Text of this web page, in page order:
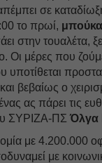
σε
το πρωί,
στην τουαλέτα,
Οι μέρες που
βεβαίως ο
ας πάρει τις
ΣΥΡΙΖΑ-ΠΣΌλγα
με 4.200.000
με